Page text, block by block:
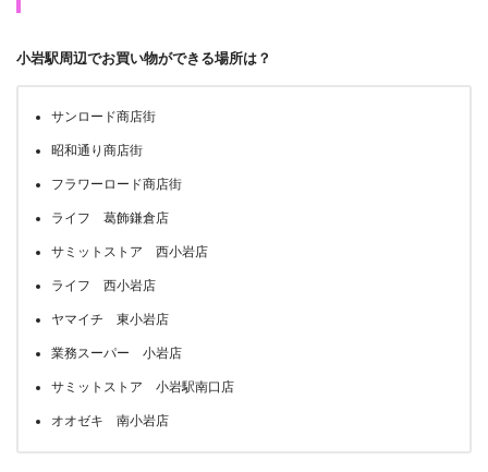
小岩駅周辺でお買い物ができる場所は？
サンロード商店街
昭和通り商店街
フラワーロード商店街
ライフ 葛飾鎌倉店
サミットストア 西小岩店
ライフ 西小岩店
ヤマイチ 東小岩店
業務スーパー 小岩店
サミットストア 小岩駅南口店
オオゼキ 南小岩店